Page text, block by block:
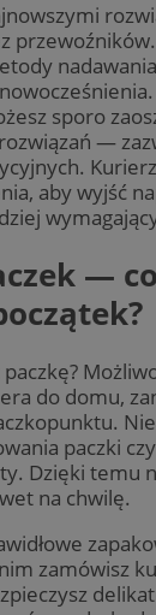
sporo
—
aby wyjść
—
paczkę?
do domu,
paczki
Dzięki temu
na chwilę.
zamówisz